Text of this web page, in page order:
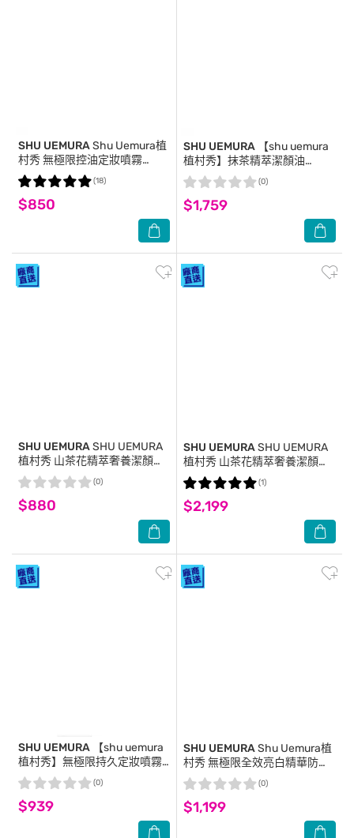
SHU UEMURAShu Uemura植
村秀 無極限控油定妝噴霧
100ml
$850
(18)
SHU UEMURA 【shu uemura
植村秀】抹茶精萃潔顏油
450ml 公司貨 卸妝油
$1,759
(0)
SHU UEMURASHU UEMURA
植村秀 山茶花精萃奢養潔顏油
(50ml) 5入_專櫃公司貨
$880
(0)
SHU UEMURASHU UEMURA
植村秀 山茶花精萃奢養潔顏油
(450ml)_專櫃公司貨
$2,199
(1)
SHU UEMURA 【shu uemura
植村秀】無極限持久定妝噴霧
100ml 公司貨 定妝噴霧
$939
(0)
SHU UEMURAShu Uemura植
村秀 無極限全效亮白精華防曬
乳 SPF 50+ PA+++ 30ml #潤
亮粉
$1,199
(0)